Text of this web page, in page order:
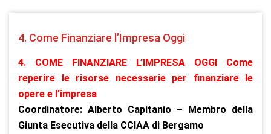
4. Come Finanziare l’Impresa Oggi
4. COME FINANZIARE L’IMPRESA OGGI Come
reperire le risorse necessarie per finanziare le
opere e l’impresa
Coordinatore: Alberto Capitanio – Membro della
Giunta Esecutiva della CCIAA di Bergamo